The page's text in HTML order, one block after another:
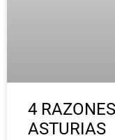
4
ASTURIAS